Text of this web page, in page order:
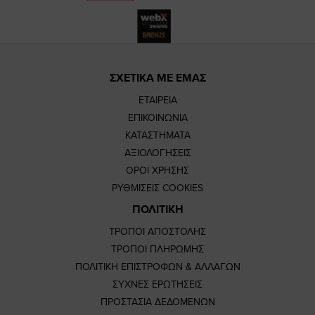
ΣΧΕΤΙΚΑ ΜΕ ΕΜΑΣ
ΕΤΑΙΡΕΙΑ
ΕΠΙΚΟΙΝΩΝΙΑ
ΚΑΤΑΣΤΗΜΑΤΑ
ΑΞΙΟΛΟΓΗΣΕΙΣ
ΟΡΟΙ ΧΡΗΣΗΣ
ΡΥΘΜΙΣΕΙΣ COOKIES
ΠΟΛΙΤΙΚΗ
ΤΡΟΠΟΙ ΑΠΟΣΤΟΛΗΣ
ΤΡΟΠΟΙ ΠΛΗΡΩΜΗΣ
ΠΟΛΙΤΙΚΗ ΕΠΙΣΤΡΟΦΩΝ & ΑΛΛΑΓΩΝ
ΣΥΧΝΕΣ ΕΡΩΤΗΣΕΙΣ
ΠΡΟΣΤΑΣΙΑ ΔΕΔΟΜΕΝΩΝ